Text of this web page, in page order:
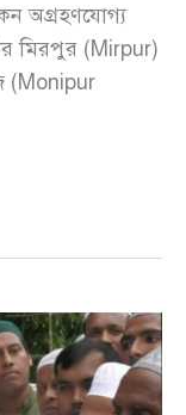
অগ্রহণযোগ্য
মিরপুর (Mirpur)
(Monipur